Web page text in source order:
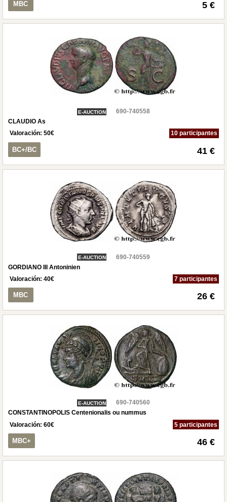
MBC 5 €
E-AUCTION
690-740558
CLAUDIO As
Valoración: 50€ 10 participantes
BC+/BC 41 €
E-AUCTION
690-740559
GORDIANO III Antoninien
Valoración: 40€ 7 participantes
MBC 26 €
E-AUCTION
690-740560
CONSTANTINOPOLIS Centenionalis ou nummus
Valoración: 60€ 5 participantes
MBC+ 46 €